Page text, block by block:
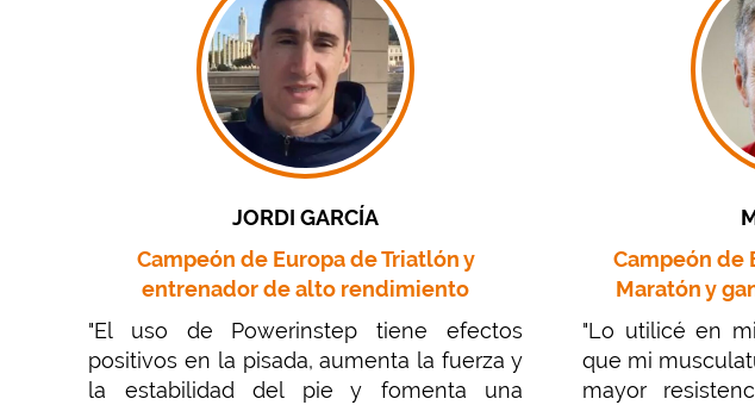
JORDI GARCÍA
Campeón de Europa de Triatlón y
entrenador de alto rendimiento
"El uso de Powerinstep tiene efectos
positivos en la pisada, aumenta la fuerza y
la estabilidad del pie y fomenta una
Campeón de
Maratón y
"Lo utilicé en
que mi
mayor